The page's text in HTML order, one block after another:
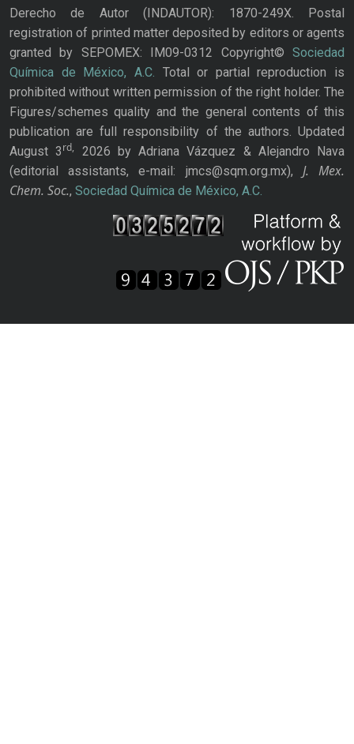
Derecho de Autor (INDAUTOR): 1870-249X. Postal
registration of printed matter deposited by editors or agents
granted by SEPOMEX: IM09-0312 Copyright© Sociedad
Química de México, A.C. Total or partial reproduction is
prohibited without written permission of the right holder. The
Figures/schemes quality and the general contents of this
publication are full responsibility of the authors. Updated
August 3rd,
2026 by Adriana Vázquez & Alejandro Nava
(editorial assistants, e-mail: jmcs@sqm.org.mx), J. Mex.
Chem. Soc., Sociedad Química de México, A.C.